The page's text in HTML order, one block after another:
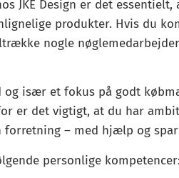
JKE Design er det
produkter. Hvis du
nogle
især et fokus på godt
er det vigtigt, at du har
– med hjælp og
personlige kompetencer: